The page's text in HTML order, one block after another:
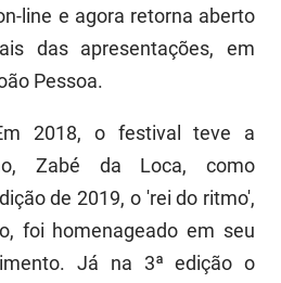
line e agora retorna aberto
das apresentações, em
Pessoa.
2018, o festival teve a
Zabé da Loca, como
de 2019, o 'rei do ritmo',
foi homenageado em seu
Já na 3ª edição o